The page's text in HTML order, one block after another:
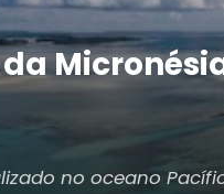
no oceano